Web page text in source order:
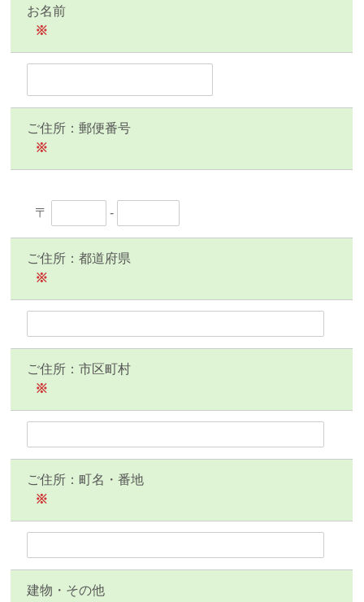
お名前
※
ご住所：郵便番号
※
〒 -
ご住所：都道府県
※
ご住所：市区町村
※
ご住所：町名・番地
※
建物・その他